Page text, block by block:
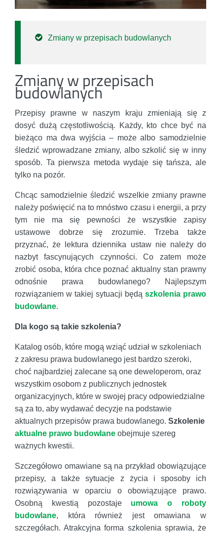
Zmiany w przepisach budowlanych
Zmiany w przepisach
budowlanych
Przepisy prawne w naszym kraju zmieniają się z
dosyć dużą częstotliwością. Każdy, kto chce być na
bieżąco ma dwa wyjścia – może albo samodzielnie
śledzić wprowadzane zmiany, albo szkolić się w inny
sposób. Ta pierwsza metoda wydaje się tańsza, ale
tylko na pozór.
Chcąc samodzielnie śledzić wszelkie zmiany prawne
należy poświęcić na to mnóstwo czasu i energii, a przy
tym nie ma się pewności że wszystkie zapisy
ustawowe dobrze się zrozumie. Trzeba także
przyznać, że lektura dziennika ustaw nie należy do
nazbyt fascynujących czynności. Co zatem może
zrobić osoba, która chce poznać aktualny stan prawny
odnośnie prawa budowlanego? Najlepszym
rozwiązaniem w takiej sytuacji będą szkolenia prawo
budowlane.
Dla kogo są takie szkolenia?
Katalog osób, które mogą wziąć udział w szkoleniach
z zakresu prawa budowlanego jest bardzo szeroki,
choć najbardziej zalecane są one deweloperom, oraz
wszystkim osobom z publicznych jednostek
organizacyjnych, które w swojej pracy odpowiedzialne
są za to, aby wydawać decyzje na podstawie
aktualnych przepisów prawa budowlanego. Szkolenie
aktualne prawo budowlane obejmuje szereg
ważnych kwestii.
Szczegółowo omawiane są na przykład obowiązujące
przepisy, a także sytuacje z życia i sposoby ich
rozwiązywania w oparciu o obowiązujące prawo.
Osobną kwestią pozostaje umowa o roboty
budowlane, która również jest omawiana w
szczegółach. Atrakcyjna forma szkolenia sprawia, że